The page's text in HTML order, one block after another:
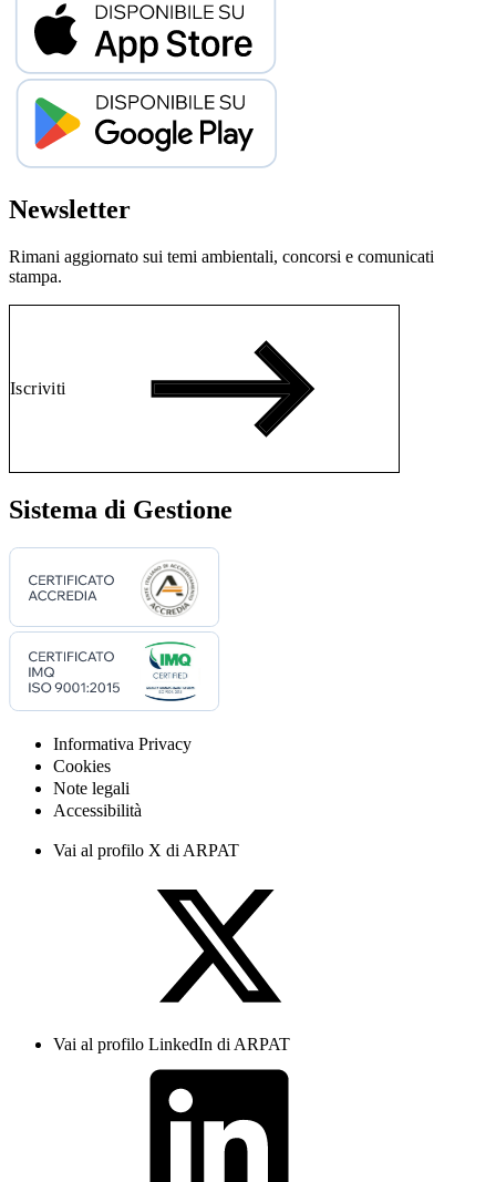
Newsletter
Rimani aggiornato sui temi ambientali, concorsi e comunicati
stampa.
Iscriviti
Sistema di Gestione
Informativa Privacy
Cookies
Note legali
Accessibilità
Vai al profilo X di ARPAT
Vai al profilo LinkedIn di ARPAT